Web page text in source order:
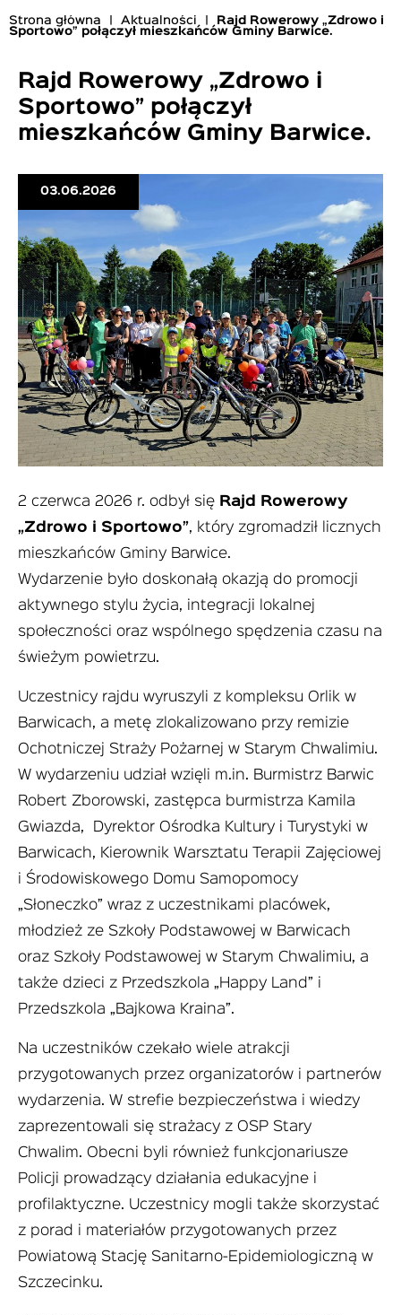
Ścieżka
Strona główna Aktualności
Rajd Rowerowy „Zdrowo i
Sportowo” połączył mieszkańców Gminy Barwice.
Rajd Rowerowy „Zdrowo i
Sportowo” połączył
mieszkańców Gminy Barwice.
03.06.2026
2 czerwca 2026 r. odbył się Rajd Rowerowy
„Zdrowo i Sportowo”, który zgromadził licznych
mieszkańców Gminy Barwice.
Wydarzenie było doskonałą okazją do promocji
aktywnego stylu życia, integracji lokalnej
społeczności oraz wspólnego spędzenia czasu na
świeżym powietrzu.
Uczestnicy rajdu wyruszyli z kompleksu Orlik w
Barwicach, a metę zlokalizowano przy remizie
Ochotniczej Straży Pożarnej w Starym Chwalimiu.
W wydarzeniu udział wzięli m.in. Burmistrz Barwic
Robert Zborowski, zastępca burmistrza Kamila
Gwiazda, Dyrektor Ośrodka Kultury i Turystyki w
Barwicach, Kierownik Warsztatu Terapii Zajęciowej
i Środowiskowego Domu Samopomocy
„Słoneczko” wraz z uczestnikami placówek,
młodzież ze Szkoły Podstawowej w Barwicach
oraz Szkoły Podstawowej w Starym Chwalimiu, a
także dzieci z Przedszkola „Happy Land” i
Przedszkola „Bajkowa Kraina”.
Na uczestników czekało wiele atrakcji
przygotowanych przez organizatorów i partnerów
wydarzenia. W strefie bezpieczeństwa i wiedzy
zaprezentowali się strażacy z OSP Stary
Chwalim. Obecni byli również funkcjonariusze
Policji prowadzący działania edukacyjne i
profilaktyczne. Uczestnicy mogli także skorzystać
z porad i materiałów przygotowanych przez
Powiatową Stację Sanitarno-Epidemiologiczną w
Szczecinku.